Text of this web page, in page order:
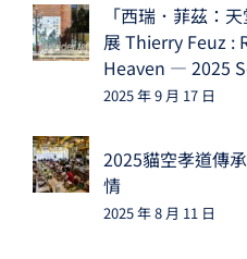
「西瑞．菲茲：
展 Thierry Feuz :
Heaven — 2025
2025 年 9 月 17 日
2025貓空孝道傳
情
2025 年 8 月 11 日